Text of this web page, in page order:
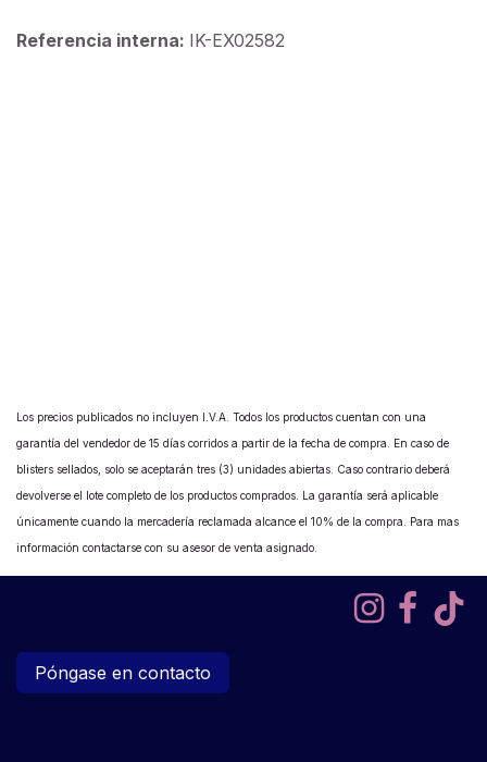
Referencia interna: IK-EX02582
Los precios publicados no incluyen I.V.A. Todos los productos cuentan con una
garantía del vendedor de 15 días corridos a partir de la fecha de compra. En caso de
blisters sellados, solo se aceptarán tres (3) unidades abiertas. Caso contrario deberá
devolverse el lote completo de los productos comprados. La garantía será aplicable
únicamente cuando la mercadería reclamada alcance el 10% de la compra. Para mas
información contactarse con su asesor de venta asignado.
Póngase en contacto